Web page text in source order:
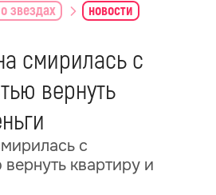
звездах новости
смирилась с
вернуть
с
квартиру и